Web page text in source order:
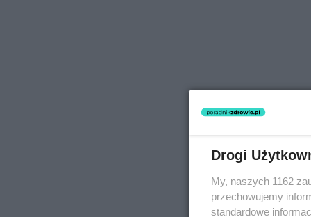
Drogi
My, naszych 1162
przechowujemy
standardowe